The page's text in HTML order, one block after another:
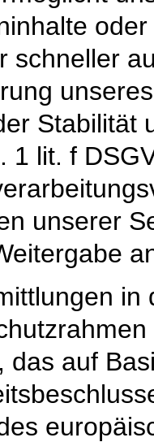
schneller
Stabilität
1 lit. f
unserer
in
das auf